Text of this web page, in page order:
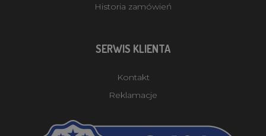
Historia zamówień
SERWIS KLIENTA
Kontakt
Reklamacje